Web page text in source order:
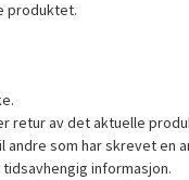
produktet.
retur av det aktuelle
som har skrevet en
informasjon.